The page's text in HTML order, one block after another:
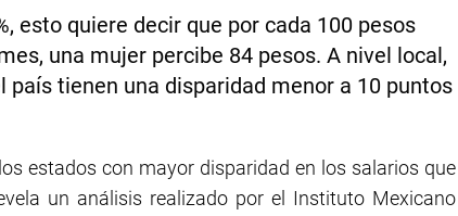
esto quiere decir que por cada 100 pesos
una mujer percibe 84 pesos. A nivel local,
tienen una disparidad menor a 10 puntos
estados con mayor disparidad en los salarios que
un análisis realizado por el Instituto Mexicano